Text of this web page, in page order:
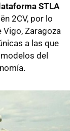
STLA
2CV, por lo
Zaragoza
a las que
del